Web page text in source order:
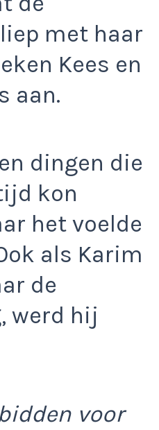
met haar
Kees en
aan.
dingen die
kon
het voelde
als Karim
de
werd hij
voor